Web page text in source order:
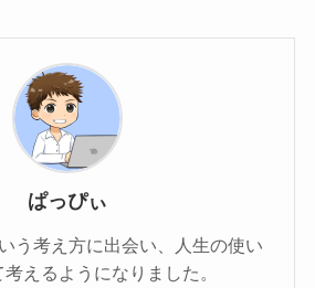
ぱっぴぃ
う考え方に出会い、人生の使い
えるようになりました。